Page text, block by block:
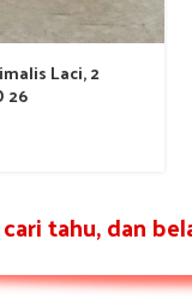
Laci, 2
26
cari tahu, dan